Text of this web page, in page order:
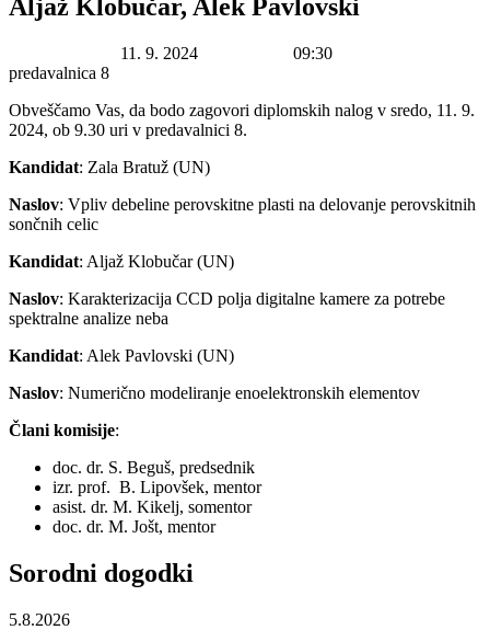
Aljaž Klobučar, Alek Pavlovski
11. 9. 2024 09:30
predavalnica 8
Obveščamo Vas, da bodo zagovori diplomskih nalog v sredo, 11. 9.
2024, ob 9.30 uri v predavalnici 8.
Kandidat: Zala Bratuž (UN)
Naslov: Vpliv debeline perovskitne plasti na delovanje perovskitnih
sončnih celic
Kandidat: Aljaž Klobučar (UN)
Naslov: Karakterizacija CCD polja digitalne kamere za potrebe
spektralne analize neba
Kandidat: Alek Pavlovski (UN)
Naslov: Numerično modeliranje enoelektronskih elementov
Člani komisije:
doc. dr. S. Beguš, predsednik
izr. prof. B. Lipovšek, mentor
asist. dr. M. Kikelj, somentor
doc. dr. M. Jošt, mentor
Sorodni dogodki
5.8.2026